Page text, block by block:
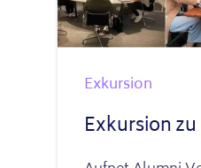
Exkursion
Exkursion zu